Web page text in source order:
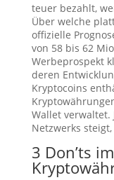
teuer bezahlt,
Über welche
offizielle
von 58 bis 62
Werbeprospekt
deren
Kryptocoins
Wallet verwaltet.
Netzwerks
3 Don’ts